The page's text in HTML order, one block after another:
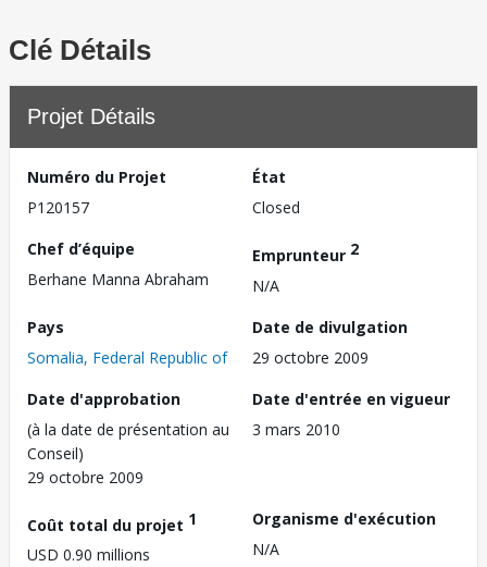
Clé Détails
Projet Détails
Numéro du Projet
P120157
État
Closed
Chef d’équipe
Berhane Manna Abraham
Emprunteur 2
N/A
Pays
Somalia, Federal Republic of
Date de divulgation
29 octobre 2009
Date d'approbation
(à la date de présentation au
Conseil)
29 octobre 2009
Date d'entrée en vigueur
3 mars 2010
Coût total du projet 1
USD 0.90 millions
Organisme d'exécution
N/A